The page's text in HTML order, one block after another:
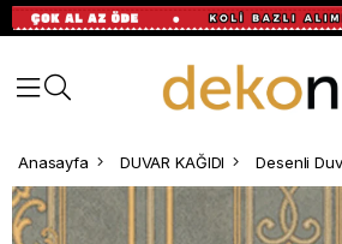
Anasayfa DUVAR KAĞIDI Desenli